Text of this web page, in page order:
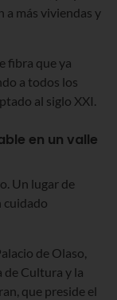
a más viviendas y
fibra que ya
a todos los
al siglo XXI.
en un valle
Un lugar de
cuidado
de Olaso,
de Cultura y la
que preside el